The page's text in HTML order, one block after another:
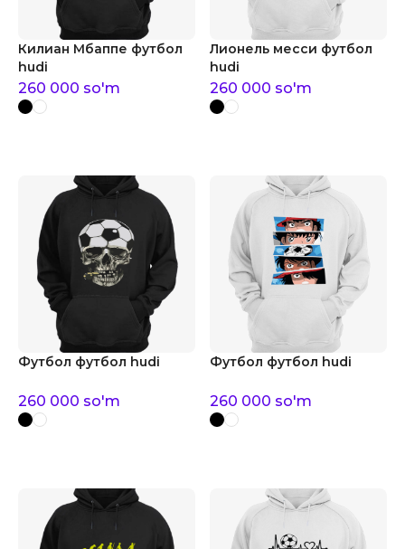
Килиан Мбаппе футбол
hudi
260 000 so'm
Лионель месси футбол
hudi
260 000 so'm
Футбол футбол hudi
260 000 so'm
Футбол футбол hudi
260 000 so'm